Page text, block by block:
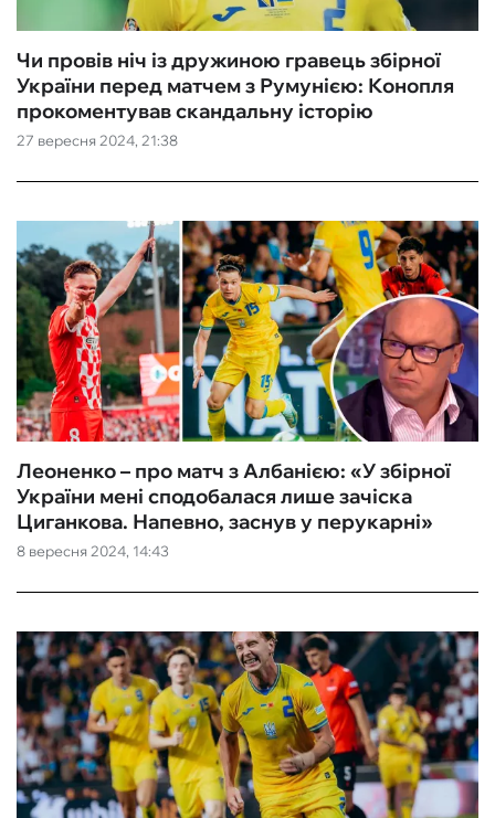
27 вересня 2024, 21:38
Чи провів ніч із дружиною гравець збірної
України перед матчем з Румунією: Конопля
прокоментував скандальну історію
8 вересня 2024, 14:43
Леоненко – про матч з Албанією: «У збірної
України мені сподобалася лише зачіска
Циганкова. Напевно, заснув у перукарні»